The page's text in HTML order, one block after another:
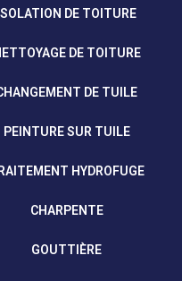
ISOLATION DE TOITURE
DE TOITURE
DE TUILE
PEINTURE SUR TUILE
HYDROFUGE
CHARPENTE
GOUTTIÈRE